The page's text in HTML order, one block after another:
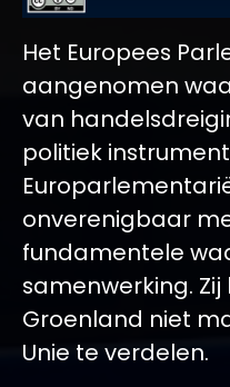
Het Europees
aangenomen
van
politiek
onverenigbaar
fundamentele
samenwerking.
Groenland niet
Unie te verdelen.